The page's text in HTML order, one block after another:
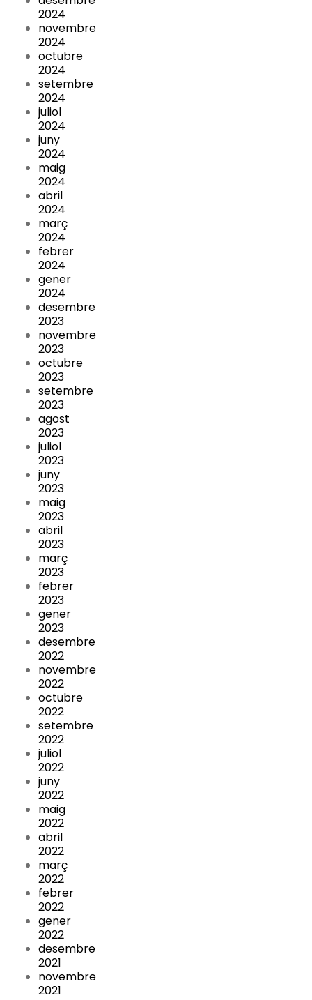
2024
novembre
2024
octubre
2024
setembre
2024
juliol
2024
juny
2024
maig
2024
abril
2024
març
2024
febrer
2024
gener
2024
desembre
2023
novembre
2023
octubre
2023
setembre
2023
agost
2023
juliol
2023
juny
2023
maig
2023
abril
2023
març
2023
febrer
2023
gener
2023
desembre
2022
novembre
2022
octubre
2022
setembre
2022
juliol
2022
juny
2022
maig
2022
abril
2022
març
2022
febrer
2022
gener
2022
desembre
2021
novembre
2021